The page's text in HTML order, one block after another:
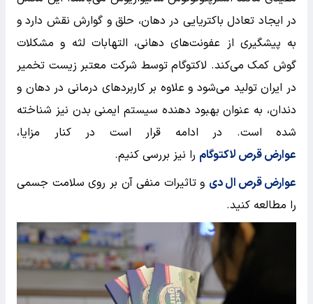
در ایجاد تعادل باکتریایی در دهان، حلق و گوارش نقش دارد و
به پیشگیری از عفونت‌های دهانی، التهابات لثه و مشکلات
گوش کمک می‌کند. لاکتوگام توسط شرکت معتبر زیست تخمیر
در ایران تولید می‌شود و علاوه بر کاربردهای درمانی در دهان و
دندان، به عنوان بهبود دهنده سیستم ایمنی بدن نیز شناخته
شده است. در ادامه قرار است در کنار مزایا،
عوارض قرص لاکتوگام را نیز بررسی کنیم.
عوارض قرص ال دی و تاثیرات منفی آن بر روی سلامت جسمی
را مطالعه کنید.